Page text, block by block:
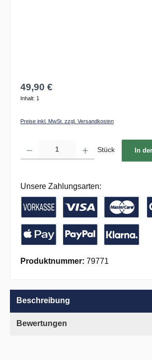
49,90 €
Inhalt: 1
Preise inkl. MwSt. zzgl. Versandkosten
Stück In
Unsere Zahlungsarten:
Vorkasse / Banküberweisung
Kreditkarte
Produktnummer: 79771
Beschreibung
Bewertungen